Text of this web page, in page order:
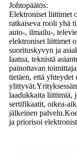
Johtopäätös:
Elektroniset liittimet
ratkaiseva rooli yhä
auto-, ilmailu-,
elektroniset liittimet
suorituskyvyn ja
laatua, teknistä
painottavan
tietäen, että yhteydet
laadukkaita liittimiä,
sertifikaatit, oikea-
jälkeinen
ja priorisoi